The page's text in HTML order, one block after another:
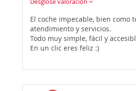
El coche impecable, bien como
atendimiento y servicios.
Todo muy simple, fácil y
En un clic eres feliz :)